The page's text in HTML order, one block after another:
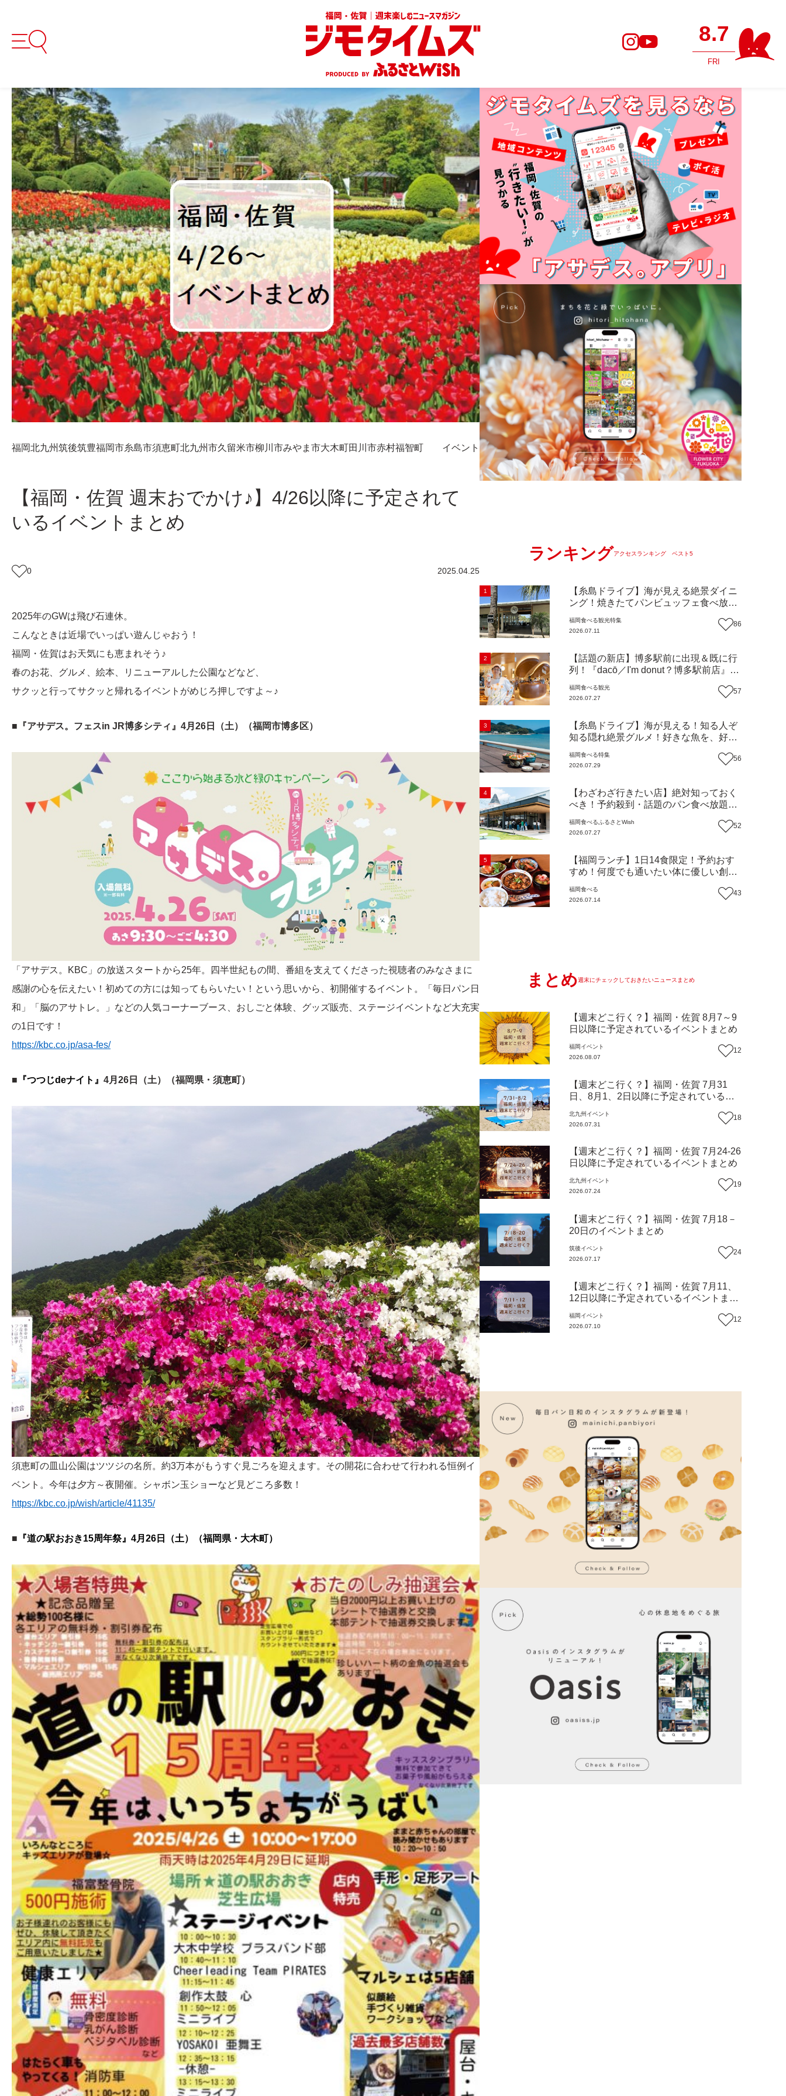
8.7
FRI
福岡北九州筑後筑豊福岡市糸島市須恵町北九州市久留米市柳川市みやま市大木町田川市赤村福智町 イベント
【福岡・佐賀 週末おでかけ♪】4/26以降に予定されて
いるイベントまとめ
0 2025.04.25
2025年のGWは飛び石連休。
こんなときは近場でいっぱい遊んじゃおう！
福岡・佐賀はお天気にも恵まれそう♪
春のお花、グルメ、絵本、リニューアルした公園などなど、
サクッと行ってサクッと帰れるイベントがめじろ押しですよ～♪
■『アサデス。フェスin JR博多シティ』4月26日（土）（福岡市博多区）
「アサデス。KBC」の放送スタートから25年。四半世紀もの間、番組を支えてくださった視聴者のみなさまに
感謝の心を伝えたい！初めての方には知ってもらいたい！という思いから、初開催するイベント。「毎日パン日
和」「脳のアサトレ。」などの人気コーナーブース、おしごと体験、グッズ販売、ステージイベントなど大充実
の1日です！
https://kbc.co.jp/asa-fes/
■ 『つつじdeナイト』 4月26日（土）（福岡県・須恵町）
須恵町の皿山公園はツツジの名所。約3万本がもうすぐ見ごろを迎えます。その開花に合わせて行われる恒例イ
ベント。今年は夕方～夜開催。シャボン玉ショーなど見どころ多数！
https://kbc.co.jp/wish/article/41135/
■ 『道の駅おおき15周年祭』4月26日（土）（福岡県・大木町）
ランキングアクセスランキング ベスト5
1
【糸島ドライブ】海が見える絶景ダイニ
ング！焼きたてパンビュッフェ食べ放題
『Ibiza Beach Cafe』（福岡・糸島市）
福岡食べる観光特集
2026.07.11
86
2
【話題の新店】博多駅前に出現＆既に行
列！『dacō／I'm donut？博多駅前店』徹
た楽しみ方＆イチオシメニューも紹介！
福岡食べる観光
2026.07.27
57
3
【糸島ドライブ】海が見える！知る人ぞ
知る隠れ絶景グルメ！好きな魚を、好き
はん食堂』（福岡市西区）【まち歩き】
福岡食べる特集
2026.07.29
56
4
【わざわざ行きたい店】絶対知っておく
べき！予約殺到・話題のパン食べ放題が
ン『bound garden』（福岡・新宮町）
福岡食べるふるさとWish
2026.07.27
52
5
【福岡ランチ】1日14食限定！予約おす
すめ！何度でも通いたい体に優しい創作
市）【まち歩き】
福岡食べる
2026.07.14
43
まとめ週末にチェックしておきたいニュースまとめ
【週末どこ行く？】福岡・佐賀 8月7～9
日以降に予定されているイベントまとめ
福岡 イベント
2026.08.07
12
【週末どこ行く？】福岡・佐賀 7月31
日、8月1、2日以降に予定されているイ
北九州 イベント
2026.07.31
18
【週末どこ行く？】福岡・佐賀 7月24-26
日以降に予定されているイベントまとめ
北九州 イベント
2026.07.24
19
【週末どこ行く？】福岡・佐賀 7月18－
20日のイベントまとめ
筑後イベント
2026.07.17
24
【週末どこ行く？】福岡・佐賀 7月11、
12日以降に予定されているイベントまと
福岡 イベント
2026.07.10
12